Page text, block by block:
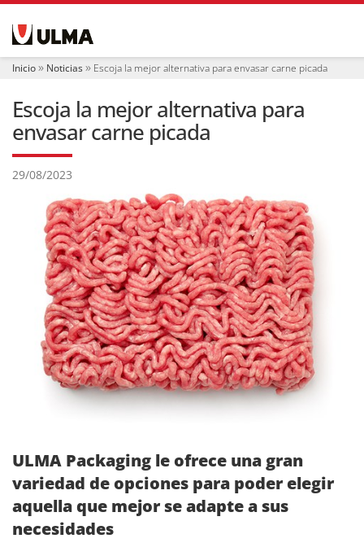
e Inicio Noticias Escoja la mejor alternativa para envasar carne picada
Escoja la mejor alternativa para
envasar carne picada
29/08/2023
ULMA Packaging le ofrece una gran
variedad de opciones para poder elegir
aquella que mejor se adapte a sus
necesidades